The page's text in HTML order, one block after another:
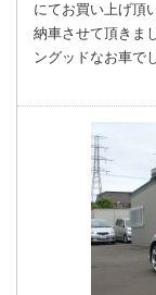
にてお買い上げ頂
納車させて頂きま
ングッドなお車で